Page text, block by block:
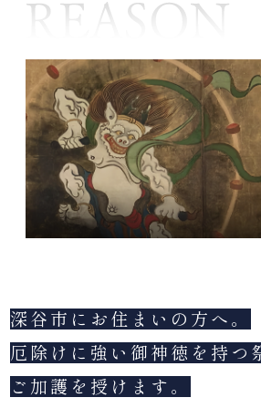
深谷市にお住まいの方へ。
厄除けに強い御神徳を持つ
ご加護を授けます。